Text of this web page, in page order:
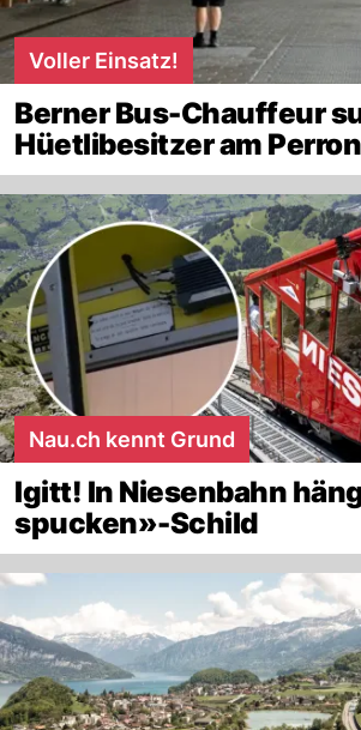
Voller Einsatz!
Berner Bus-Chauffeur
Hüetlibesitzer am Perron
Nau.ch kennt Grund
Igitt! In Niesenbahn
spucken»-Schild